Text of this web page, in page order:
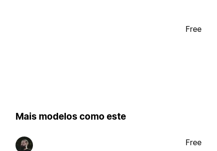
Free
Mais modelos como este
Free